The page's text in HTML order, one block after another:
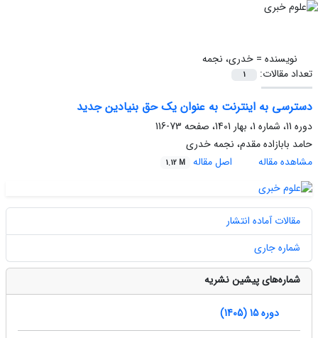
نویسنده =خدری، نجمه
تعداد مقالات:
1
دسترسی به اینترنت به عنوان یک حق بنیادین جدید
دوره 11، شماره 1، بهار 1401، صفحه
73-116
حامد بابازاده مقدم، نجمه خدری
مشاهده مقاله
اصل مقاله 1.12 M
مقالات آماده انتشار
شماره جاری
شماره‌های پیشین نشریه
دوره 15 (1405)